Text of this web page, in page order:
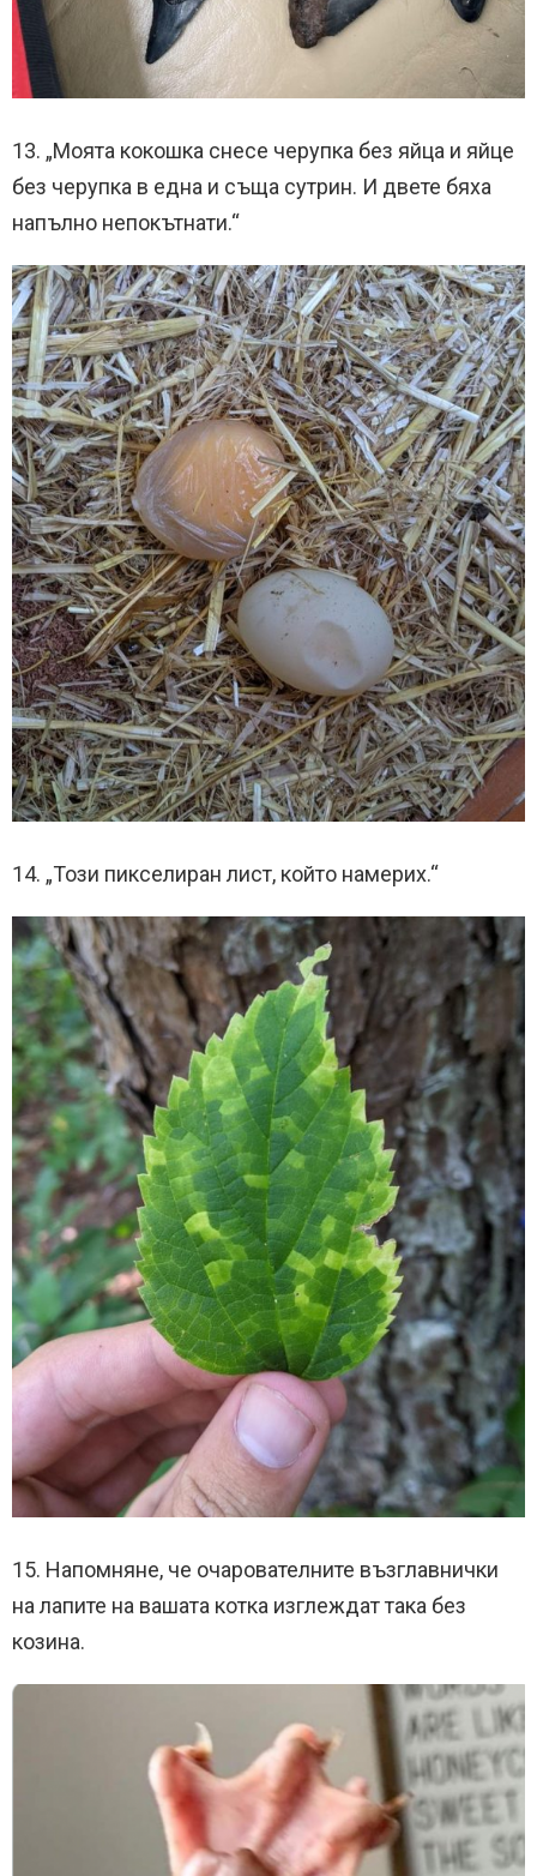
13. „Моята кокошка снесе черупка без яйца и яйце
без черупка в една и съща сутрин. И двете бяха
напълно непокътнати.“
14. „Този ​​пикселиран лист, който намерих.“
15. Напомняне, че очарователните възглавнички
на лапите на вашата котка изглеждат така без
козина.